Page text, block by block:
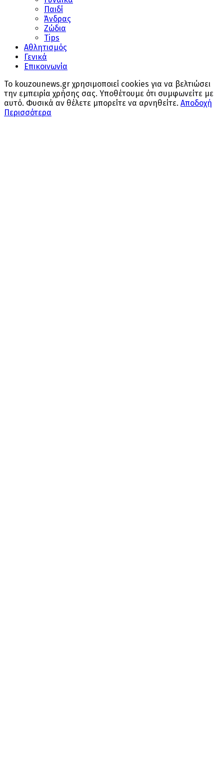
Παιδί
Άνδρας
Ζώδια
Tips
Αθλητισμός
Γενικά
Επικοινωνία
Το kouzounews.gr χρησιμοποιεί cookies για να βελτιώσει
την εμπειρία χρήσης σας. Υποθέτουμε ότι συμφωνείτε με
αυτό. Φυσικά αν θέλετε μπορείτε να αρνηθείτε. Αποδοχή
Περισσότερα